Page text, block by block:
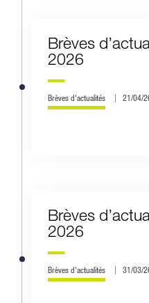
Brèves
2026
Brèves d'actualités 21/04/
Brèves
2026
Brèves d'actualités 31/03/